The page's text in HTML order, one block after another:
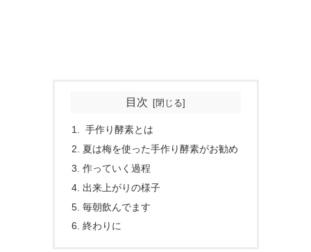
目次
手作り酵素とは
夏は梅を使った手作り酵素がお勧め
作っていく過程
出来上がりの様子
毎朝飲んでます
終わりに